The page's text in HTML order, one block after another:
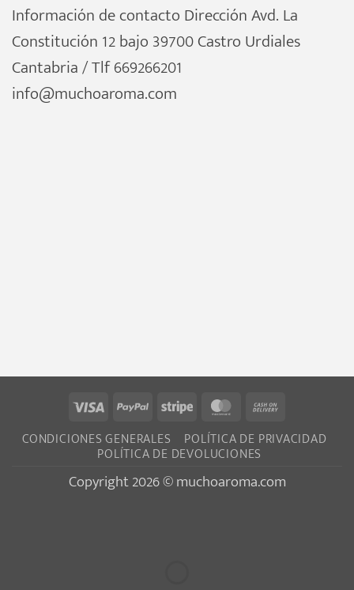
Información de contacto Dirección Avd. La
Constitución 12 bajo 39700 Castro Urdiales
Cantabria / Tlf 669266201
info@muchoaroma.com
Visa PayPalStripe MasterCard
On
Delivery
CONDICIONES GENERALES POLÍTICA DE PRIVACIDAD
POLÍTICA DE DEVOLUCIONES
Copyright 2026 © muchoaroma.com